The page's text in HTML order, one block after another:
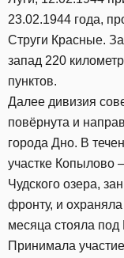
23.02.1944 года,
Струги Красные.
запад 220
пунктов.
Далее дивизия
повёрнута и
города Дно. В
участке Копылово
Чудского озера,
фронту, и
месяца стояла
Принимала